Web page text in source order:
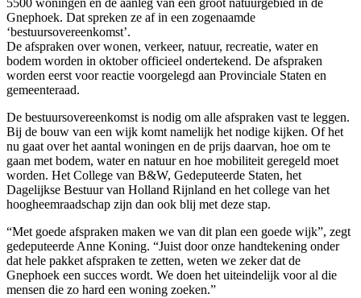
5500 woningen en de aanleg van een groot natuurgebied in de
Gnephoek. Dat spreken ze af in een zogenaamde
‘bestuursovereenkomst’.
De afspraken over wonen, verkeer, natuur, recreatie, water en
bodem worden in oktober officieel ondertekend. De afspraken
worden eerst voor reactie voorgelegd aan Provinciale Staten en
gemeenteraad.
De bestuursovereenkomst is nodig om alle afspraken vast te leggen.
Bij de bouw van een wijk komt namelijk het nodige kijken. Of het
nu gaat over het aantal woningen en de prijs daarvan, hoe om te
gaan met bodem, water en natuur en hoe mobiliteit geregeld moet
worden. Het College van B&W, Gedeputeerde Staten, het
Dagelijkse Bestuur van Holland Rijnland en het college van het
hoogheemraadschap zijn dan ook blij met deze stap.
“Met goede afspraken maken we van dit plan een goede wijk”, zegt
gedeputeerde Anne Koning. “Juist door onze handtekening onder
dat hele pakket afspraken te zetten, weten we zeker dat de
Gnephoek een succes wordt. We doen het uiteindelijk voor al die
mensen die zo hard een woning zoeken.”